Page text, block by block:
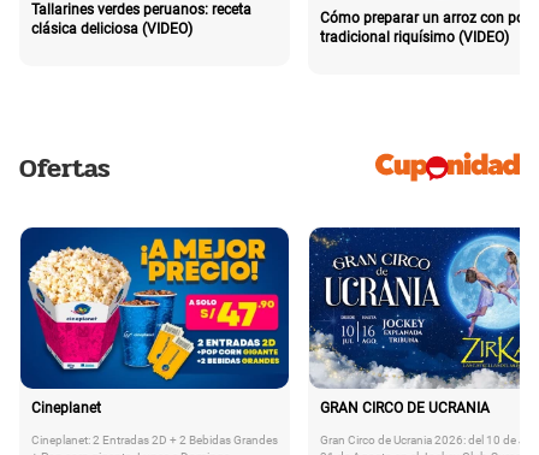
Tallarines verdes peruanos: receta
clásica deliciosa (VIDEO)
Cómo preparar un arroz con pollo
tradicional riquísimo (VIDEO)
Ofertas
Cineplanet
Cineplanet: 2 Entradas 2D + 2 Bebidas Grandes
GRAN CIRCO DE UCRANIA
Gran Circo de Ucrania 2026: del 10 de